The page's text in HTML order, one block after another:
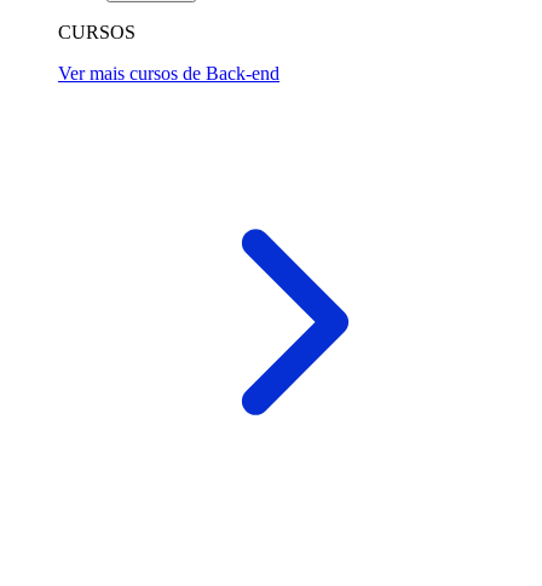
CURSOS
Ver mais cursos de Back-end